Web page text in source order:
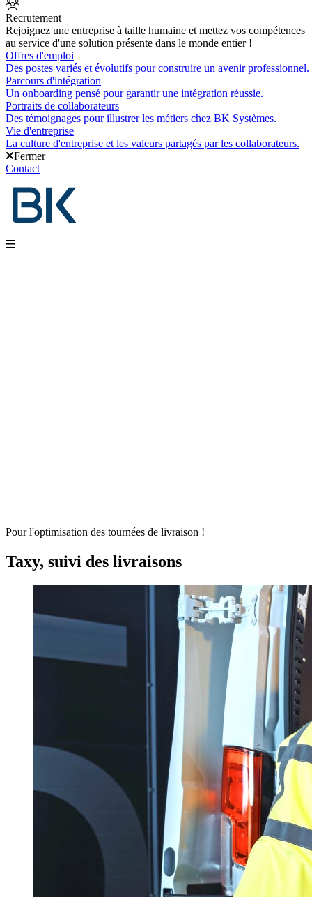
Recrutement
Rejoignez une entreprise à taille humaine et mettez vos compétences
au service d'une solution présente dans le monde entier !
Offres d'emploi
Des postes variés et évolutifs pour construire un avenir professionnel.
Parcours d'intégration
Un onboarding pensé pour garantir une intégration réussie.
Portraits de collaborateurs
Des témoignages pour illustrer les métiers chez BK Systèmes.
Vie d'entreprise
La culture d'entreprise et les valeurs partagés par les collaborateurs.
Fermer
Contact
Pour l'optimisation des tournées de livraison !
Taxy, suivi des livraisons